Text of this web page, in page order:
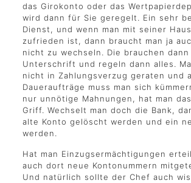
das Girokonto oder das
wird dann für Sie geregelt. Ein sehr
Dienst, und wenn man mit seiner
zufrieden ist, dann braucht man ja
nicht zu wechseln. Die brauchen
Unterschrift und regeln dann alles.
nicht in Zahlungsverzug geraten und
Daueraufträge muss man sich
nur unnötige Mahnungen, hat man
Griff. Wechselt man doch die Bank,
alte Konto gelöscht werden und ein
werden.
Hat man Einzugsermächtigungen
auch dort neue Kontonummern
Und natürlich sollte der Chef auch